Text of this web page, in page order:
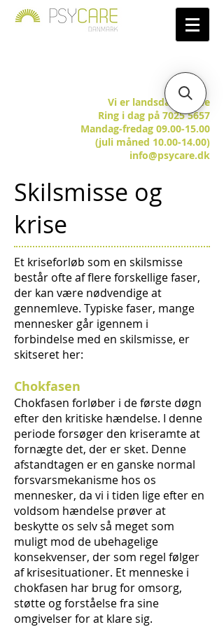
Vi er landsdækkende
Ring i dag på 7025 5657
Mandag-fredag 09.00-15.00
(juli måned 10.00-14.00)
info@psycare.dk
Skilsmisse og
krise
Et kriseforløb som en skilsmisse
består ofte af flere forskellige faser,
der kan være nødvendige at
gennemleve. Typiske faser, mange
mennesker går igennem i
forbindelse med en skilsmisse, er
skitseret her:
Chokfasen
Chokfasen forløber i de første døgn
efter den kritiske hændelse. I denne
periode forsøger den kriseramte at
fornægte det, der er sket. Denne
afstandtagen er en ganske normal
forsvarsmekanisme hos os
mennesker, da vi i tiden lige efter en
voldsom hændelse prøver at
beskytte os selv så meget som
muligt mod de ubehagelige
konsekvenser, der som regel følger
af krisesituationer. Et menneske i
chokfasen har brug for omsorg,
støtte og forståelse fra sine
omgivelser for at klare sig.